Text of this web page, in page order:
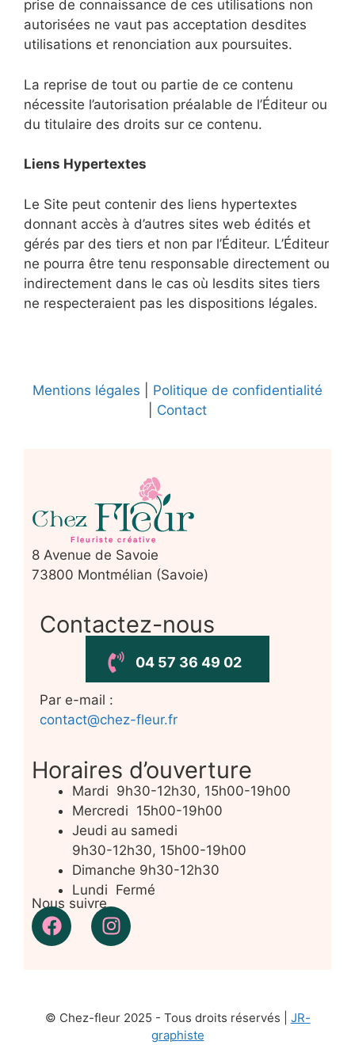
prise de connaissance de ces utilisations non
autorisées ne vaut pas acceptation desdites
utilisations et renonciation aux poursuites.
La reprise de tout ou partie de ce contenu
nécessite l’autorisation préalable de l’Éditeur ou
du titulaire des droits sur ce contenu.
Liens Hypertextes
Le Site peut contenir des liens hypertextes
donnant accès à d’autres sites web édités et
gérés par des tiers et non par l’Éditeur. L’Éditeur
ne pourra être tenu responsable directement ou
indirectement dans le cas où lesdits sites tiers
ne respecteraient pas les dispositions légales.
Mentions légales
Politique de confidentialité
Contact
8 Avenue de Savoie
73800 Montmélian (Savoie)
Contactez-nous
04 57 36 49 02
Par e-mail :
contact@chez-fleur.fr
Horaires d’ouverture
Mardi 9h30-12h30, 15h00-19h00
Mercredi 15h00-19h00
Jeudi au samedi
9h30-12h30, 15h00-19h00
Dimanche 9h30-12h30
Lundi Fermé
Nous suivre
© Chez-fleur 2025 - Tous droits réservés | JR-
graphiste